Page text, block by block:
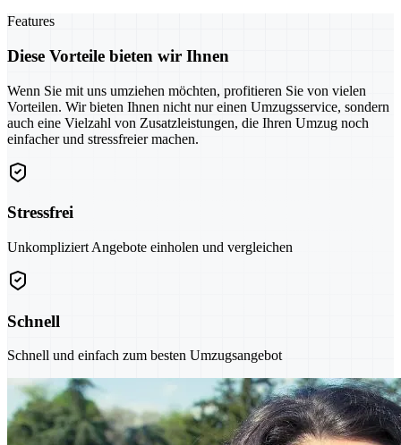
Features
Diese Vorteile bieten wir Ihnen
Wenn Sie mit uns umziehen möchten, profitieren Sie von vielen
Vorteilen. Wir bieten Ihnen nicht nur einen Umzugsservice, sondern
auch eine Vielzahl von Zusatzleistungen, die Ihren Umzug noch
einfacher und stressfreier machen.
Stressfrei
Unkompliziert Angebote einholen und vergleichen
Schnell
Schnell und einfach zum besten Umzugsangebot